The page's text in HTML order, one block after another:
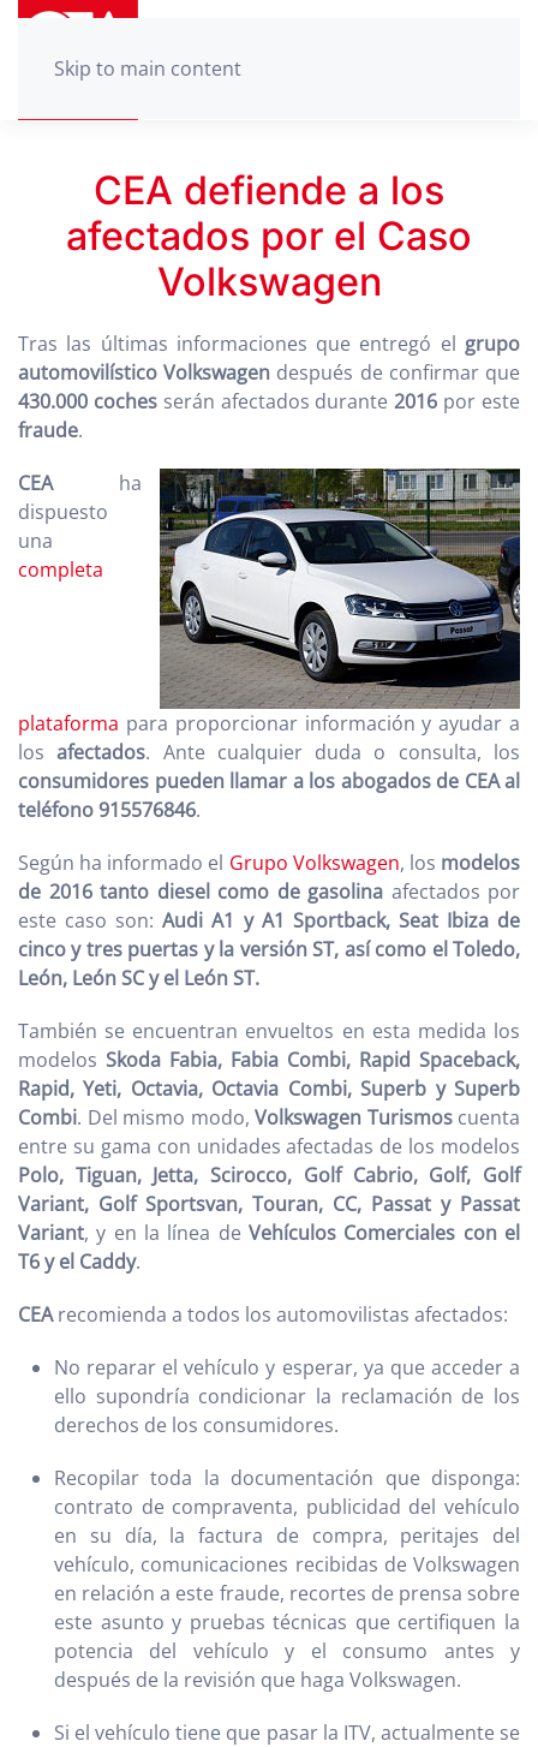
Skip to main content
CEA defiende a los
afectados por el Caso
Volkswagen
Tras las últimas informaciones que entregó el grupo
automovilístico Volkswagen después de confirmar que
430.000 cochesserán afectados durante2016 por este
fraude.
CEAha
dispuesto
una
completa
plataforma para proporcionar información y ayudar a
losafectados. Ante cualquier duda o consulta, los
consumidores pueden llamar a los abogados de CEA al
teléfono 915576846.
Según ha informado el Grupo Volkswagen, los modelos
de 2016 tanto diesel como de gasolina afectados por
este caso son:Audi A1 y A1 Sportback, Seat Ibiza de
cinco y tres puertas y la versión ST, así como el Toledo,
León, León SC y el León ST.
También se encuentran envueltos en esta medida los
modelos Skoda Fabia, Fabia Combi, Rapid Spaceback,
Rapid, Yeti, Octavia, Octavia Combi, Superb y Superb
Combi. Del mismo modo, Volkswagen Turismoscuenta
entre su gama con unidades afectadas de los modelos
Polo, Tiguan, Jetta, Scirocco, Golf Cabrio, Golf, Golf
Variant, Golf Sportsvan, Touran, CC, Passat y Passat
Variant, y en la línea de Vehículos Comerciales con el
T6 y el Caddy.
CEArecomienda a todos los automovilistas afectados:
No reparar el vehículo y esperar, ya que acceder a
ello supondría condicionar la reclamación de los
derechos de los consumidores.
Recopilar toda la documentación que disponga:
contrato de compraventa, publicidad del vehículo
en su día, la factura de compra, peritajes del
vehículo, comunicaciones recibidas de Volkswagen
en relación a este fraude, recortes de prensa sobre
este asunto y pruebas técnicas que certifiquen la
potencia del vehículo y el consumo antes y
después de la revisión que haga Volkswagen.
Si el vehículo tiene que pasar la ITV, actualmente se